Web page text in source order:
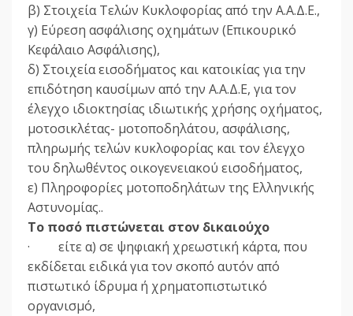
β) Στοιχεία Τελών Κυκλοφορίας από την Α.Α.Δ.Ε.,
γ) Εύρεση ασφάλισης οχημάτων (Επικουρικό
Κεφάλαιο Ασφάλισης),
δ) Στοιχεία εισοδήματος και κατοικίας για την
επιδότηση καυσίμων από την Α.Α.Δ.Ε, για τον
έλεγχο ιδιοκτησίας ιδιωτικής χρήσης οχήματος,
μοτοσικλέτας- μοτοποδηλάτου, ασφάλισης,
πληρωμής τελών κυκλοφορίας και τον έλεγχο
του δηλωθέντος οικογενειακού εισοδήματος,
ε) Πληροφορίες μοτοποδηλάτων της Ελληνικής
Αστυνομίας..
Το ποσό πιστώνεται στον δικαιούχο
· είτε α) σε ψηφιακή χρεωστική κάρτα, που
εκδίδεται ειδικά για τον σκοπό αυτόν από
πιστωτικό ίδρυμα ή χρηματοπιστωτικό
οργανισμό,